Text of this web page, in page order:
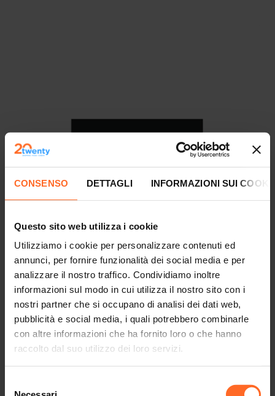
CONSENSO DETTAGLI INFORMAZIONI SUI
Questo sito web utilizza i cookie
Utilizziamo i cookie per personalizzare contenuti ed
annunci, per fornire funzionalità dei social media e per
analizzare il nostro traffico. Condividiamo inoltre
informazioni sul modo in cui utilizza il nostro sito con i
nostri partner che si occupano di analisi dei dati web,
pubblicità e social media, i quali potrebbero combinarle
con altre informazioni che ha fornito loro o che hanno
raccolto dal suo utilizzo dei loro servizi.
Eurospar